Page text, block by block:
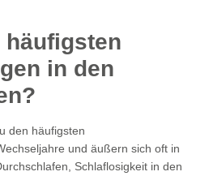
häufigsten
in den
den häufigsten
und äußern sich oft in
Schlaflosigkeit in den